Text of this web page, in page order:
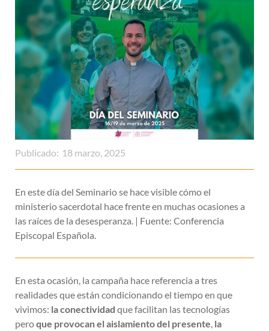
Publicado: 18 marzo, 2025
En este día del Seminario se hace visible cómo el
ministerio sacerdotal hace frente en muchas ocasiones a
las raíces de la desesperanza. | Fuente: Conferencia
Episcopal Española.
En esta ocasión, la campaña hace referencia a tres
realidades que están condicionando el tiempo en que
vivimos: la conectividad que facilitan las tecnologías
peroque provocan el aislamiento del presente la